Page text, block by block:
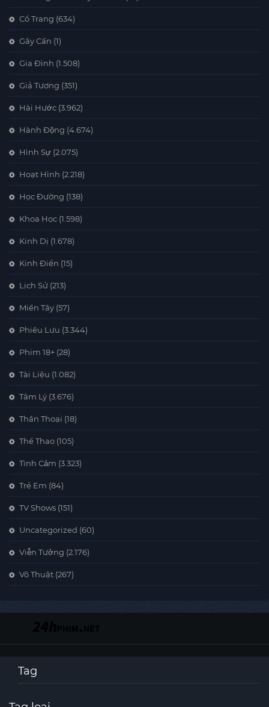
Cổ Trang (634)
Gây Cấn (1)
Gia Đình (1.508)
Giả Tượng (351)
Hài Hước (3.962)
Hành Động (4.674)
Hình Sự (2.075)
Hoạt Hình (2.218)
Học Đường (138)
Khoa Học (1.598)
Kinh Dị (1.678)
Kinh Điển (15)
Lịch Sử (213)
Miền Tây (57)
Phiêu Lưu (3.344)
Phim 18+ (28)
Tài Liệu (1.082)
Tâm Lý (3.676)
Thần Thoại (18)
Thể Thao (105)
Tình Cảm (3.323)
Trẻ Em (84)
TV Shows (151)
Uncategorized (60)
Viễn Tưởng (2.176)
Võ Thuật (267)
Tag